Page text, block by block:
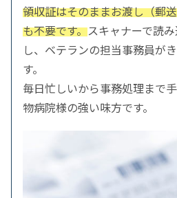
領収証はそのままお渡し（郵
も不要です。スキャナーで読
し、ベテランの担当事務員が
す。
毎日忙しいから事務処理まで
物病院様の強い味方です。